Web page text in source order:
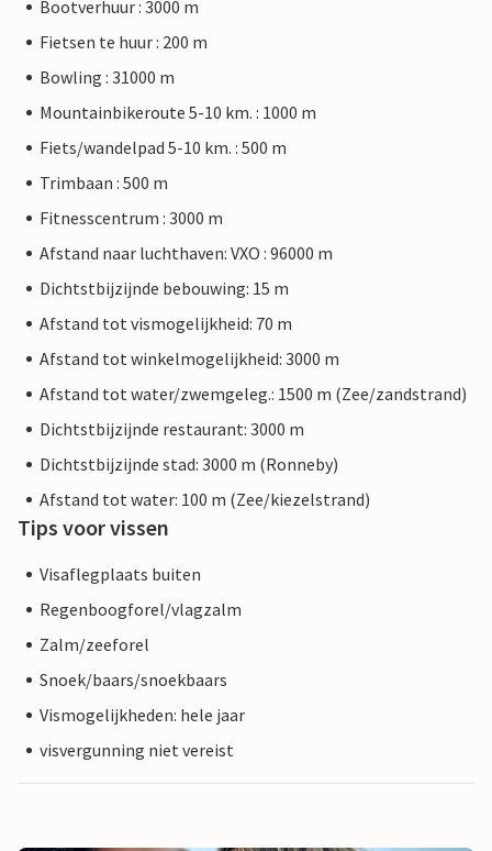
Bootverhuur : 3000 m
Fietsen te huur : 200 m
Bowling : 31000 m
Mountainbikeroute 5-10 km. : 1000 m
Fiets/wandelpad 5-10 km. : 500 m
Trimbaan : 500 m
Fitnesscentrum : 3000 m
Afstand naar luchthaven: VXO : 96000 m
Dichtstbijzijnde bebouwing: 15 m
Afstand tot vismogelijkheid: 70 m
Afstand tot winkelmogelijkheid: 3000 m
Afstand tot water/zwemgeleg.: 1500 m (Zee/zandstrand)
Dichtstbijzijnde restaurant: 3000 m
Dichtstbijzijnde stad: 3000 m (Ronneby)
Afstand tot water: 100 m (Zee/kiezelstrand)
Tips voor vissen
Visaflegplaats buiten
Regenboogforel/vlagzalm
Zalm/zeeforel
Snoek/baars/snoekbaars
Vismogelijkheden: hele jaar
visvergunning niet vereist